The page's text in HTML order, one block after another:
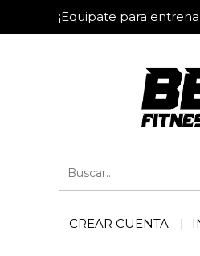
¡Equipate para
CREAR CUENTA